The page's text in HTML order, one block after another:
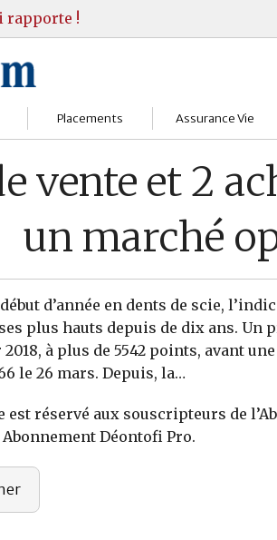
rapporte !
Placements
Fonds d’investissments
Assurance vie
Livrets
Immobilier
Divers
Assurance Vie
Choisir
Comprendre
Contrats
Gérer
vente et 2
un marché
d’année en dents de scie,
plus hauts depuis de dix ans. Un
à plus de 5542 points, avant
le 26 mars. Depuis, la…
est réservé aux souscripteurs de
Déontofi Pro.